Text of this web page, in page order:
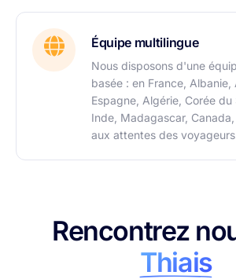
Équipe multilingue
Nous disposons d'une
basée : en France, Albanie,
Espagne, Algérie, Corée du
Inde, Madagascar,
aux attentes des
Rencontrez
Thiais